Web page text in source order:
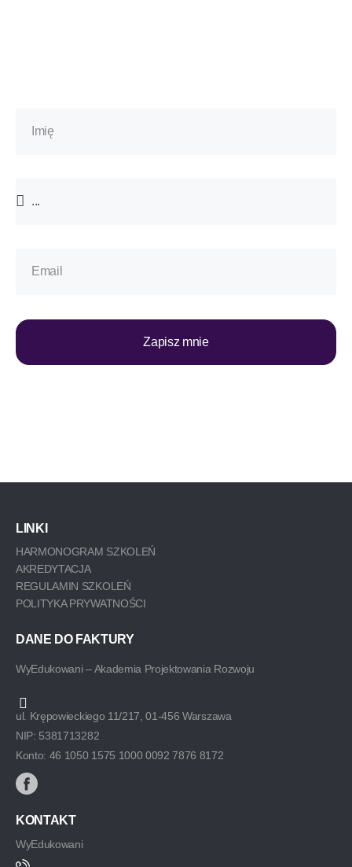
Zapisz mnie
KONTAKT
WyEdukowani
DANE DO FAKTURY
WyEdukowani – Akademia Projektowania Rozwoju
ul. Krępowieckiego 11/217, 01-456 Warszawa
NIP: 5381713282
Konto: 46 1050 1575 1000 0092 7876 8172
LINKI
HARMONOGRAM SZKOLEŃ
AKREDYTACJA
REGULAMIN SZKOLEŃ
POLITYKA PRYWATNOŚCI